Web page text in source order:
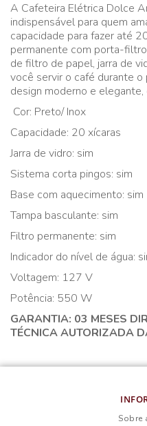
A Cafeteira Elétrica Dolce
indispensável para quem
capacidade para fazer até
permanente com porta-
de filtro de papel, jarra de
você servir o café durante
design moderno e
Cor: Preto/ Inox
Capacidade: 20 xícaras
Jarra de vidro: sim
Sistema corta pingos: sim
Base com aquecimento: sim
Tampa basculante: sim
Filtro permanente: sim
Indicador do nível de água:
Voltagem: 127 V
Potência: 550 W
GARANTIA: 03 MESES
TÉCNICA AUTORIZADA
Sobre